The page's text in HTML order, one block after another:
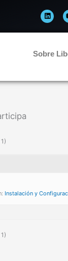
i
n
k
e
n
Sobre
Instalación y